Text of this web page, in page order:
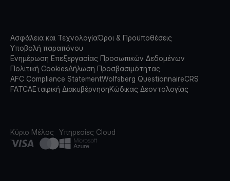
Ασφάλεια και ΤεχνολογίαΌροι & Προϋποθέσεις
Υποβολή παραπόνου
Ενημέρωση Επεξεργασίας Προσωπικών Δεδομένων
Πολιτική CookiesΔήλωση Προσβασιμότητας
AFC Compliance StatementWolfsberg QuestionnaireCRS
FATCAΕταιρική ΔιακυβέρνησηΚώδικας Δεοντολογίας
Κύριο Μέλος Υπηρεσίες Cloud